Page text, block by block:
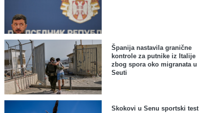
Španija nastavila granične
kontrole za putnike iz Italije
zbog spora oko migranata u
Seuti
Skokovi u Senu sportski test